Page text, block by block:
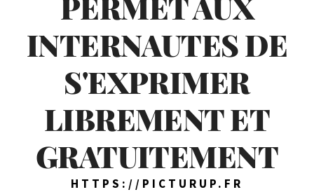
INTERNAUTES DE
S'EXPRIMER
LIBREMENT ET
GRATUITEMENT
HTTPS://PICTURUP.FR